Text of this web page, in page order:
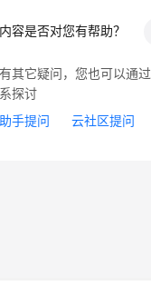
容是否对您有帮助？
其它疑问，您也可以通
探讨
手提问
云社区提问